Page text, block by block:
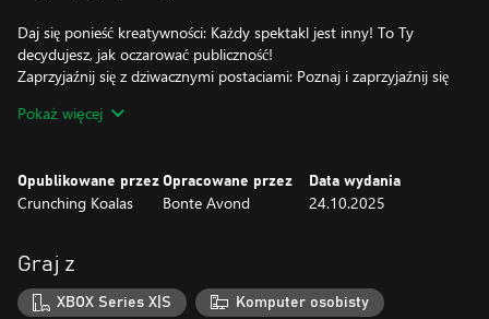
Daj się ponieść kreatywności: Każdy spektakl jest inny! To Ty
decydujesz, jak oczarować publiczność!
Zaprzyjaźnij się z dziwacznymi postaciami: Poznaj i zaprzyjaźnij się
Przyjazny wendigo, drzewo szukające swoich korzeni i grudka
wykonanych lokacjach jak przytulne miasteczko Dorp, tajemniczy
Woudwoods i radiofanatyczne Stad City.
napisana i wykonana przez twórców gry, wpadnie ci w ucho i
zostanie tam na długo!
Pokaż więcej
Opublikowane przez
Crunching Koalas
Opracowane przez
Bonte Avond
Data wydania
24.10.2025
Graj z
XBOX Series X|S Komputer osobisty